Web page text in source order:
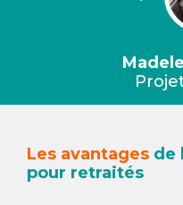
Les avantages de
pour retraités